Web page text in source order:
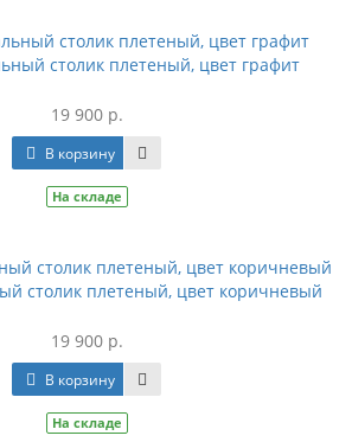
столик плетеный, цвет графит
19 900 р.
В корзину
На складе
столик плетеный, цвет коричневый
19 900 р.
В корзину
На складе